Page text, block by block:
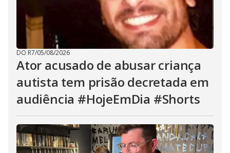
DO R7/05/08/2026
Ator acusado de abusar criança
autista tem prisão decretada em
audiência #HojeEmDia #Shorts